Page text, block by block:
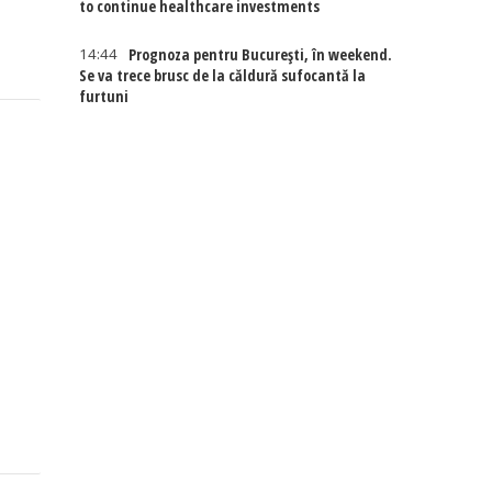
to continue healthcare investments
14:44
Prognoza pentru București, în weekend.
Se va trece brusc de la căldură sufocantă la
furtuni